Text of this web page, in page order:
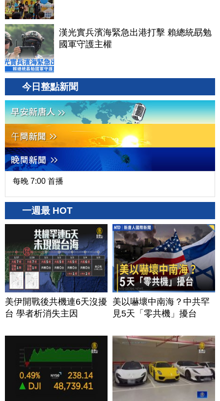
漢光實兵濱海緊急出港打擊 賴總統勗勉
國軍守護主權
今日整點新聞
每晚 7:00 首播
一週最 HOT
美伊開戰後共機連6天沒擾
台 學者析消失主因
美以嚇壞中南海？中共罕
見5天「零共機」擾台